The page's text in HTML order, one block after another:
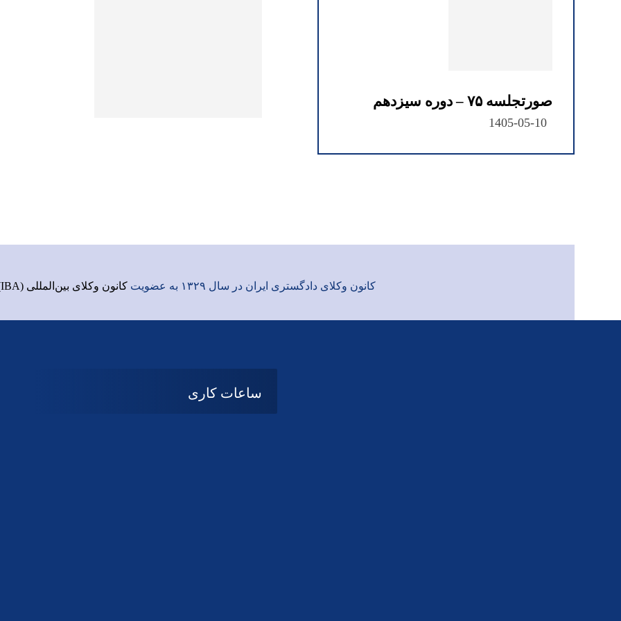
صورتجلسه ۷۵ – دوره سیزدهم
1405-05-10
کانون وکلای دادگستری ایران در سال ۱۳۲۹ به عضویت کانون وکلای بین‌المللی (IBA)
ساعات کاری